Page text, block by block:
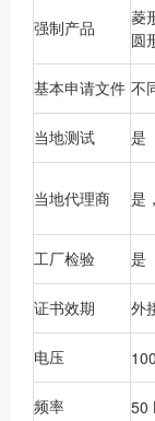
强制产品
菱
圆
基本申请文件 不
当地测试 是
当地代理商 是
工厂检验 是
证书效期 外
电压
频率
50